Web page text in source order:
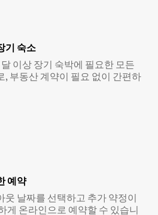
기 숙소
이상 장기 숙박에 필요한 모든
, 부동산 계약이 필요 없이 간편하
예약
웃 날짜를 선택하고 추가 약정이
게 온라인으로 예약할 수 있습니